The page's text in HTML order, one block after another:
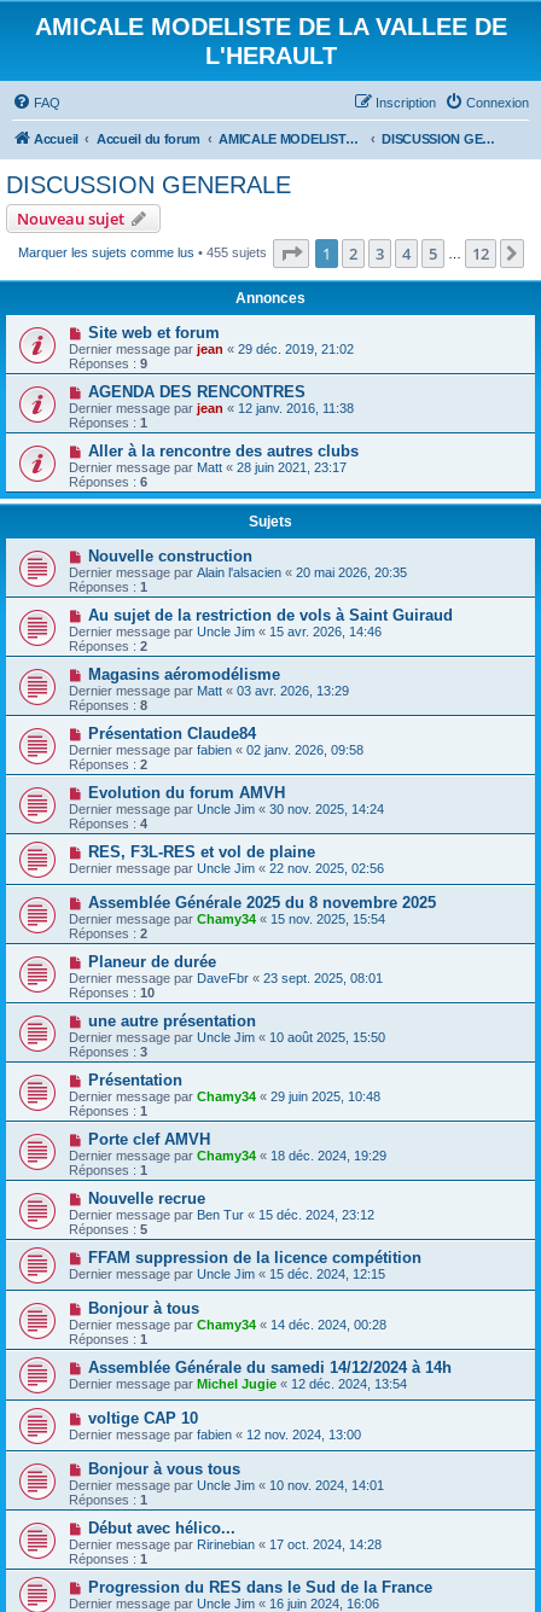
AMICALE MODELISTE DE LA VALLEE DE
L'HERAULT
FAQ Connexion
Inscription
Accueil Accueil du forum AMICALE MODELISTE DE LA VALLEE DE L'HERAULT DISCUSSION GENERALE
DISCUSSION GENERALE
Nouveau sujet
Marquer les sujets comme lus • 455 sujets Page 1sur12
1 2 3 4 5 12
Annonces
Site web et forum
Dernier message par jean « 29 déc. 2019, 21:02
Réponses : 9
AGENDA DES RENCONTRES
Dernier message par jean « 12 janv. 2016, 11:38
Réponses : 1
Aller à la rencontre des autres clubs
Dernier message par Matt « 28 juin 2021, 23:17
Réponses : 6
Sujets
Nouvelle construction
Dernier message par Alain l'alsacien « 20 mai 2026, 20:35
Réponses : 1
Au sujet de la restriction de vols à Saint Guiraud
Dernier message par Uncle Jim « 15 avr. 2026, 14:46
Réponses : 2
Magasins aéromodélisme
Dernier message par Matt « 03 avr. 2026, 13:29
Réponses : 8
Présentation Claude84
Dernier message par fabien « 02 janv. 2026, 09:58
Réponses : 2
Evolution du forum AMVH
Dernier message par Uncle Jim « 30 nov. 2025, 14:24
Réponses : 4
RES, F3L-RES et vol de plaine
Dernier message par Uncle Jim « 22 nov. 2025, 02:56
Assemblée Générale 2025 du 8 novembre 2025
Dernier message par Chamy34 « 15 nov. 2025, 15:54
Réponses : 2
Planeur de durée
Dernier message par DaveFbr « 23 sept. 2025, 08:01
Réponses : 10
une autre présentation
Dernier message par Uncle Jim « 10 août 2025, 15:50
Réponses : 3
Présentation
Dernier message par Chamy34 « 29 juin 2025, 10:48
Réponses : 1
Porte clef AMVH
Dernier message par Chamy34 « 18 déc. 2024, 19:29
Réponses : 1
Nouvelle recrue
Dernier message par Ben Tur « 15 déc. 2024, 23:12
Réponses : 5
FFAM suppression de la licence compétition
Dernier message par Uncle Jim « 15 déc. 2024, 12:15
Bonjour à tous
Dernier message par Chamy34 « 14 déc. 2024, 00:28
Réponses : 1
Assemblée Générale du samedi 14/12/2024 à 14h
Dernier message par Michel Jugie « 12 déc. 2024, 13:54
voltige CAP 10
Dernier message par fabien « 12 nov. 2024, 13:00
Bonjour à vous tous
Dernier message par Uncle Jim « 10 nov. 2024, 14:01
Réponses : 1
Début avec hélico...
Dernier message par Ririnebian « 17 oct. 2024, 14:28
Réponses : 1
Progression du RES dans le Sud de la France
Dernier message par Uncle Jim « 16 juin 2024, 16:06